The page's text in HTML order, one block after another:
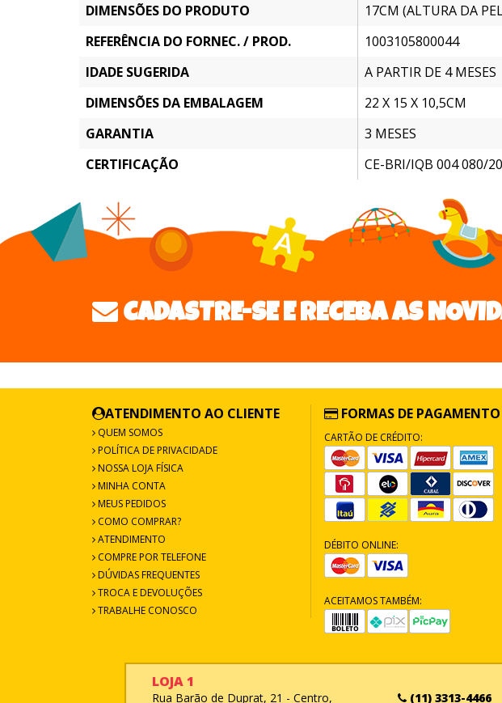
DIMENSÕES DO PRODUTO
17CM (ALTURA DA
REFERÊNCIA DO FORNEC. / PROD.
1003105800044
IDADE SUGERIDA
A PARTIR DE 4 MESES
DIMENSÕES DA EMBALAGEM
22 X 15 X 10,5CM
GARANTIA
3 MESES
CERTIFICAÇÃO
CE-BRI/IQB 004 080/
CADASTRE-SE E RECEBA AS
ATENDIMENTO AO CLIENTE
QUEM SOMOS
POLÍTICA DE PRIVACIDADE
NOSSA LOJA FÍSICA
MINHA CONTA
MEUS PEDIDOS
COMO COMPRAR?
ATENDIMENTO
COMPRE POR TELEFONE
DÚVIDAS FREQUENTES
TROCA E DEVOLUÇÕES
TRABALHE CONOSCO
FORMAS DE PAGAMENTO
CARTÃO DE CRÉDITO:
DÉBITO ONLINE:
ACEITAMOS TAMBÉM:
LOJA 1
Rua Barão de Duprat, 21 - Centro, (11) 3313-4466